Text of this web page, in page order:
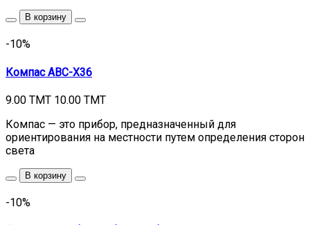
В корзину
-10%
Компас ABC-X36
9.00 TMT 10.00 TMT
Компас — это прибор, предназначенный для
ориентирования на местности путем определения сторон
света
В корзину
-10%